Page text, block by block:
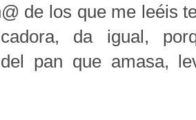
de los que me leéis
da igual,
pan que amasa,